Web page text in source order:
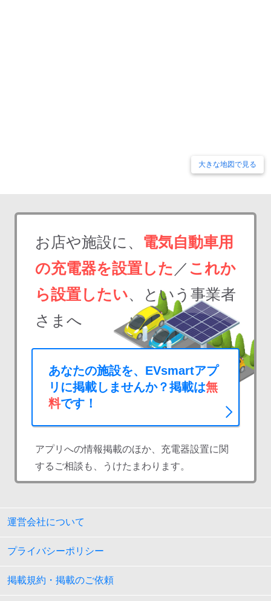
大きな地図で見る
お店や施設に、 電気自動車用
の充電器を設置した ／ これか
ら設置したい、という事業者
さまへ
あなたの施設を、EVsmartアプ
リに掲載しませんか？掲載は無
料です！
アプリへの情報掲載のほか、充電器設置に関
するご相談も、うけたまわります。
運営会社について
プライバシーポリシー
掲載規約・掲載のご依頼